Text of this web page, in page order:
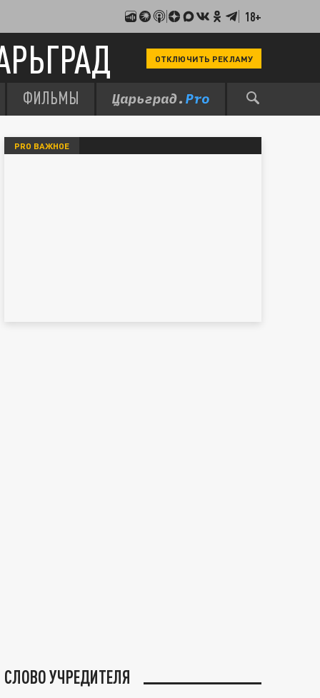
18+
ОТКЛЮЧИТЬ РЕКЛАМУ
ФИЛЬМЫ
PRO ВАЖНОЕ
СЛОВО УЧРЕДИТЕЛЯ